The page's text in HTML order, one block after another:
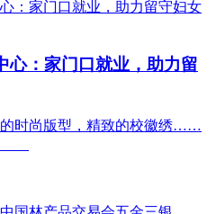
心：家门口就业，助力留
时尚版型，精致的校徽绣……